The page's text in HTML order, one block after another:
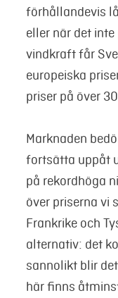
förhållandevis
eller när det
vindkraft får
europeiska
priser på över
Marknaden
fortsätta uppåt
på rekordhöga
över priserna vi
Frankrike och
alternativ: det
sannolikt blir
här finns